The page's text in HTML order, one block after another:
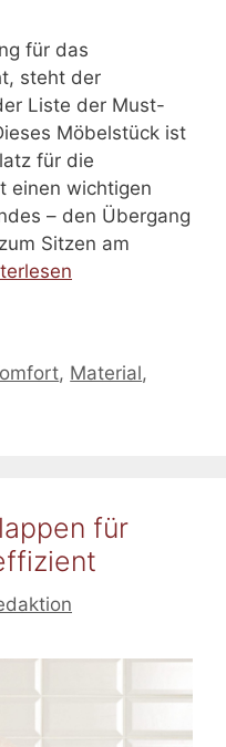
für das
steht der
Liste der Must-
Möbelstück ist
für die
einen wichtigen
– den Übergang
Sitzen am
, Material,
für